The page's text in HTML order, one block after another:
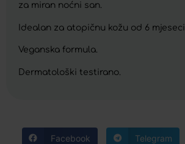
za miran noćni san.
Idealan za atopičnu kožu od 6 mjeseci.
Veganska formula.
Dermatološki testirano.
Facebook Telegram